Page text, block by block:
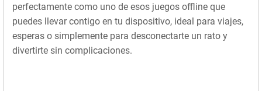
perfectamente como uno de esos juegos offline que
puedes llevar contigo en tu dispositivo, ideal para viajes,
esperas o simplemente para desconectarte un rato y
divertirte sin complicaciones.